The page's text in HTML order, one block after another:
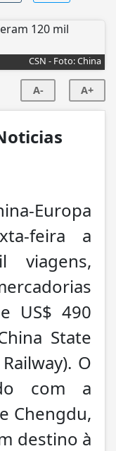
CSN - Foto: China
A- A+
Europa
feira a
viagens,
US$ 490
State
O
com a
Chengdu,
destino à